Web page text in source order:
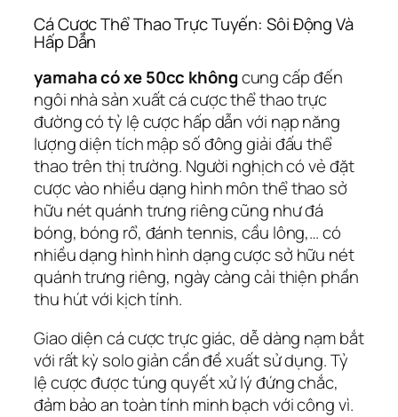
Cá Cược Thể Thao Trực Tuyến: Sôi Động Và
Hấp Dẫn
yamaha có xe 50cc khôngcung cấp đến
ngôi nhà sản xuất cá cược thể thao trực
đường có tỷ lệ cược hấp dẫn với nạp năng
lượng diện tích mập số đông giải đấu thể
thao trên thị trường. Người nghịch có vẻ đặt
cược vào nhiều dạng hình môn thể thao sở
hữu nét quánh trưng riêng cũng như đá
bóng, bóng rổ, đánh tennis, cầu lông,… có
nhiều dạng hình hình dạng cược sở hữu nét
quánh trưng riêng, ngày càng cải thiện phần
thu hút với kịch tính.
Giao diện cá cược trực giác, dễ dàng nạm bắt
với rất kỳ solo giản cần đề xuất sử dụng. Tỷ
lệ cược được túng quyết xử lý đứng chắc,
đảm bảo an toàn tính minh bạch với công vì.